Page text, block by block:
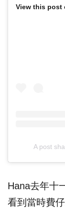
View this post
A post
Hana去年十
看到當時費